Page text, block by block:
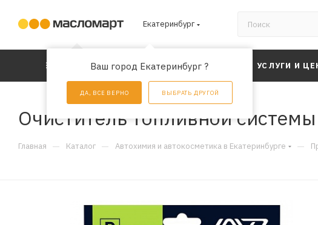
Екатеринбург
Ваш город Екатеринбург ?
ДА, ВСЕ ВЕРНО ВЫБРАТЬ ДРУГОЙ
КАТАЛОГ АКЦИИ УСЛУГИ И
Очиститель топливной
Главная — Каталог — Автохимия и автокосметика в Екатеринбурге —